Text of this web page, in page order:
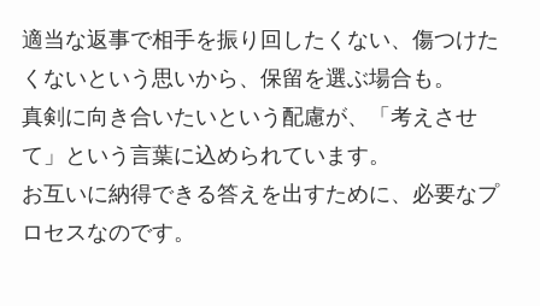
適当な返事で相手を振り回したくない、傷つけた
くないという思いから、保留を選ぶ場合も。
真剣に向き合いたいという配慮が、「考えさせ
て」という言葉に込められています。
お互いに納得できる答えを出すために、必要なプ
ロセスなのです。